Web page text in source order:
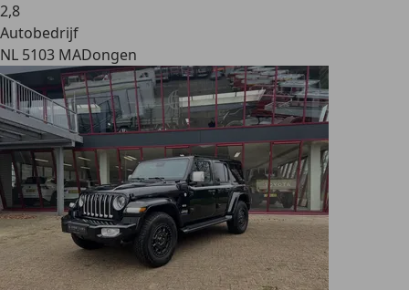
2,8
Autobedrijf
NL 5103 MADongen